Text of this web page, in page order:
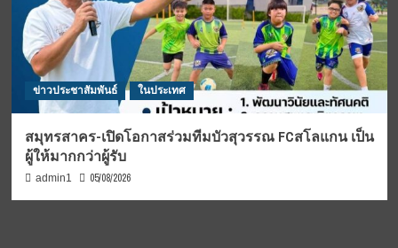
ข่าวประชาสัมพันธ์ ในประเทศ
สมุทรสาคร-เปิดโอกาสร่วมทีมบัวสุวรรณ FCสโลแกน เป็น
ผู้ให้มากกว่าผู้รับ
admin1 05/08/2026